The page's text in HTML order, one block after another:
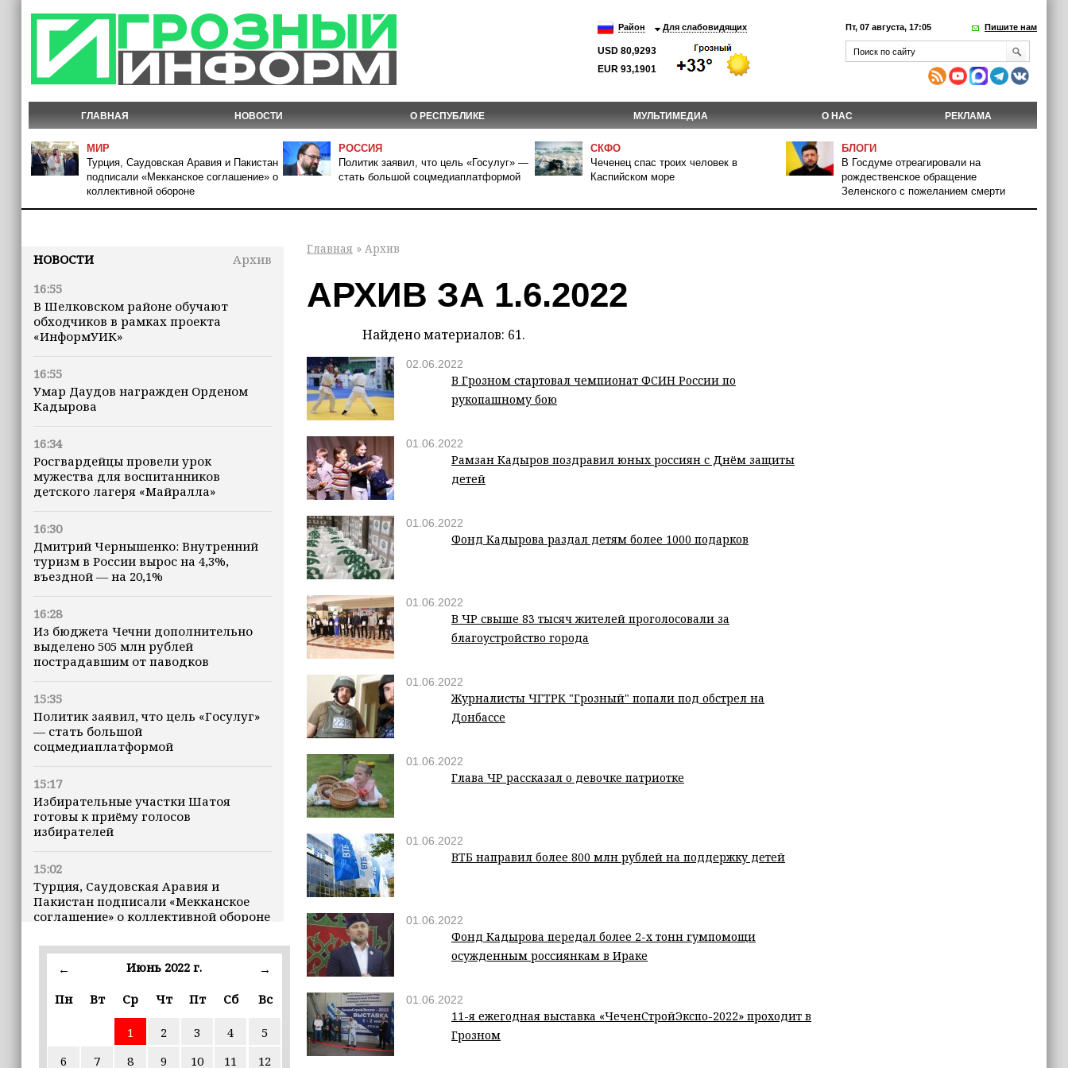
Район Для слабовидящих
USD 80,9293
EUR 93,1901
Пт, 07 августа, 17:05 Пишите нам
ГЛАВНАЯ НОВОСТИ О РЕСПУБЛИКЕ МУЛЬТИМЕДИА О НАС РЕКЛАМА
МИР
Турция, Саудовская Аравия и Пакистан
подписали «Мекканское соглашение» о
коллективной обороне
РОССИЯ
Политик заявил, что цель «Госулуг» —
стать большой соцмедиаплатформой
СКФО
Чеченец спас троих человек в
Каспийском море
БЛОГИ
В Госдуме отреагировали на
рождественское обращение
Зеленского с пожеланием смерти
НОВОСТИ
Архив
16:55
В Шелковском районе обучают
обходчиков в рамках проекта
«ИнформУИК»
16:55
Умар Даудов награжден Орденом
Кадырова
16:34
Росгвардейцы провели урок
мужества для воспитанников
детского лагеря «Майралла»
16:30
Дмитрий Чернышенко: Внутренний
туризм в России вырос на 4,3%,
въездной — на 20,1%
16:28
Из бюджета Чечни дополнительно
выделено 505 млн рублей
пострадавшим от паводков
15:35
Политик заявил, что цель «Госулуг»
— стать большой
соцмедиаплатформой
15:17
Избирательные участки Шатоя
готовы к приёму голосов
избирателей
15:02
Турция, Саудовская Аравия и
Пакистан подписали «Мекканское
соглашение» о коллективной обороне
14:58
Кадыров: сдача в плен становится
единственной альтернативой гибели
← Июнь 2022 г.
→
Пн
Вт Ср Чт Пт Сб Вс
1 2 3 4
5
6
7 8 9 10 11 12
Главная » Архив
АРХИВ ЗА 1.6.2022
Найдено материалов: 61.
02.06.2022
В Грозном стартовал чемпионат ФСИН России по
рукопашному бою
01.06.2022
Рамзан Кадыров поздравил юных россиян с Днём защиты
детей
01.06.2022
Фонд Кадырова раздал детям более 1000 подарков
01.06.2022
В ЧР свыше 83 тысяч жителей проголосовали за
благоустройство города
01.06.2022
Журналисты ЧГТРК "Грозный" попали под обстрел на
Донбассе
01.06.2022
Глава ЧР рассказал о девочке патриотке
01.06.2022
ВТБ направил более 800 млн рублей на поддержку детей
01.06.2022
Фонд Кадырова передал более 2-х тонн гумпомощи
осужденным россиянкам в Ираке
01.06.2022
11-я ежегодная выставка «ЧеченСтройЭкспо-2022» проходит в
Грозном